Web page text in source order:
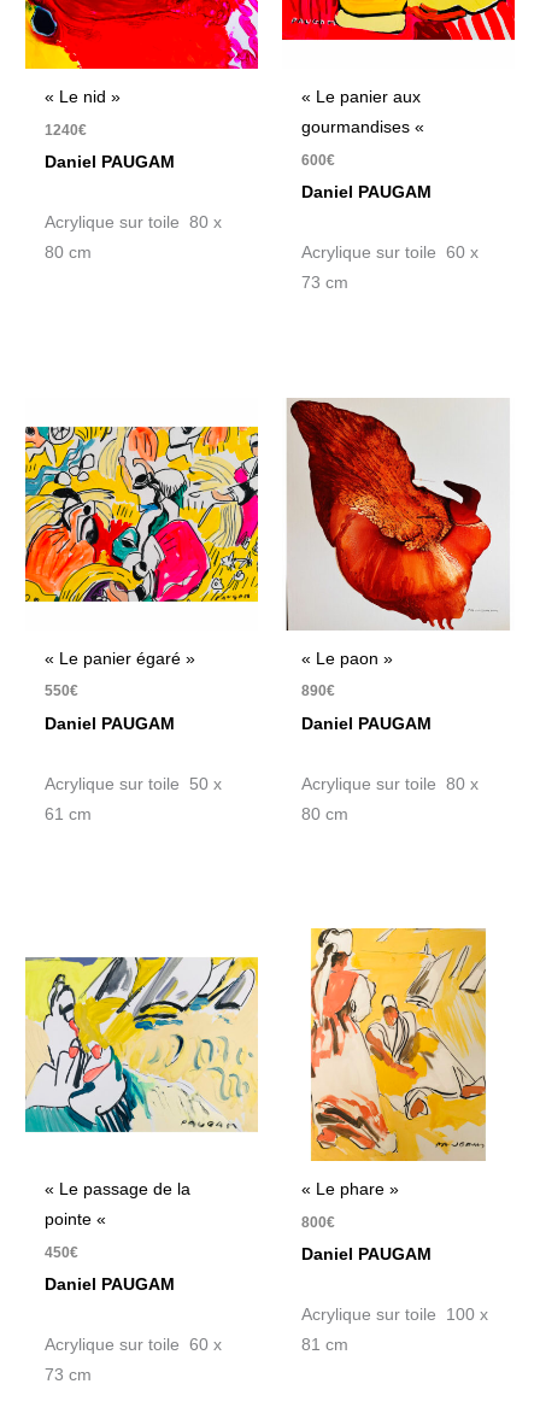
« Le nid »
1240€
Daniel PAUGAM
Acrylique sur toile 80 x
80 cm
« Le panier aux
gourmandises «
600€
Daniel PAUGAM
Acrylique sur toile 60 x
73 cm
« Le panier égaré »
550€
Daniel PAUGAM
Acrylique sur toile 50 x
61 cm
« Le paon »
890€
Daniel PAUGAM
Acrylique sur toile 80 x
80 cm
« Le passage de la
pointe «
450€
Daniel PAUGAM
Acrylique sur toile 60 x
73 cm
« Le phare »
800€
Daniel PAUGAM
Acrylique sur toile 100 x
81 cm